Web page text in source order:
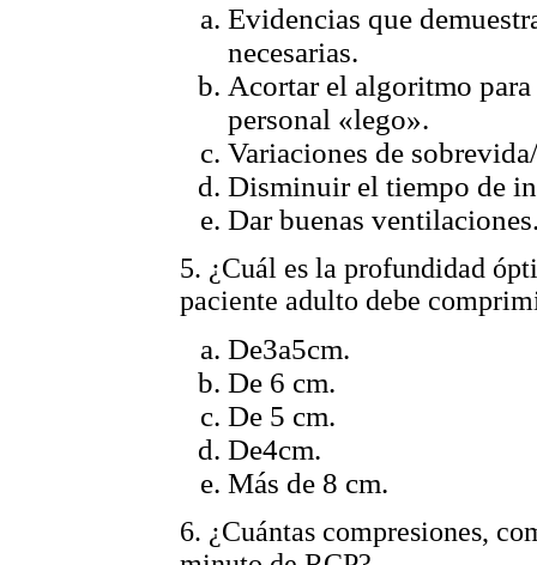
Evidencias que
necesarias.
Acortar el algoritmo
personal «lego».
Variaciones de
Disminuir el tiempo de
Dar buenas
5. ¿Cuál es la profundidad
paciente adulto debe
De3a5cm.
De 6 cm.
De 5 cm.
De4cm.
Más de 8 cm.
6. ¿Cuántas compresiones,